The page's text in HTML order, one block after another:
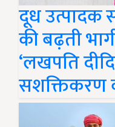
दूध उत्पादक
की बढ़ती
‘लखपति
सशक्तिकरण